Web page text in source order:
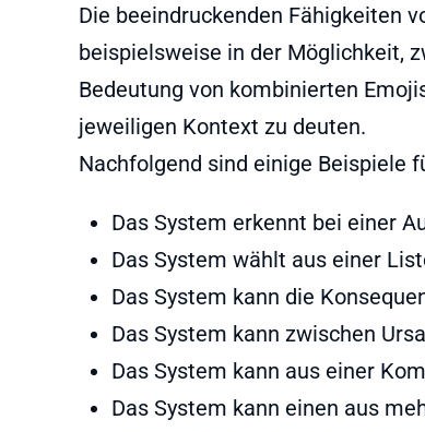
Die beeindruckenden Fähigkeiten
beispielsweise in der Möglichkeit,
Bedeutung von kombinierten
jeweiligen Kontext zu deuten.
Nachfolgend sind einige Beispiele
Das System erkennt bei einer
Das System wählt aus einer
Das System kann die
Das System kann zwischen
Das System kann aus einer
Das System kann einen aus